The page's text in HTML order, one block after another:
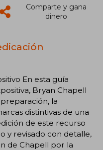
Comparte y gana
dinero
En esta guía
Bryan Chapell
la
distintivas de una
de este recurso
y revisado con detalle,
de Chapell por la